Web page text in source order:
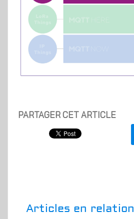
PARTAGER CET ARTICLE
Articles en relation